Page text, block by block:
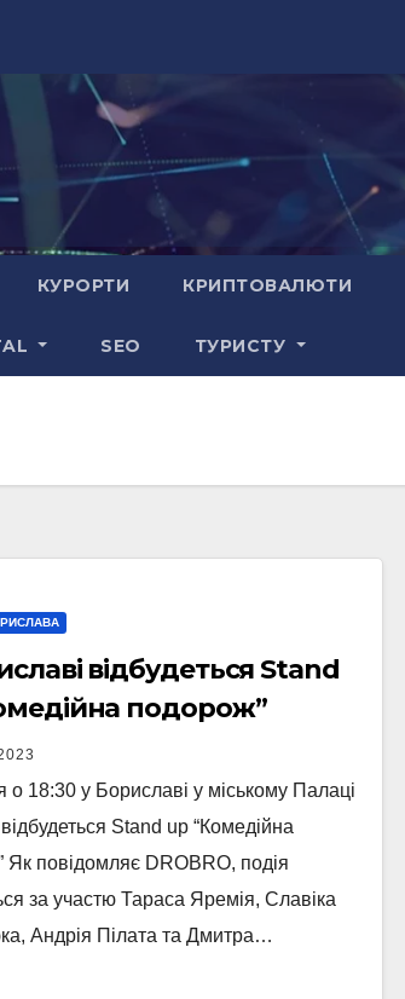
КУРОРТИ КРИПТОВАЛЮТИ
SEO ТУРИСТУ
відбудеться Stand
подорож”
о 18:30 у Бориславі у міському Палаці
Stand up “Комедійна
Як повідомляє DROBRO, подія
за участю Тараса Яремія, Славіка
Андрія Пілата та Дмитра…